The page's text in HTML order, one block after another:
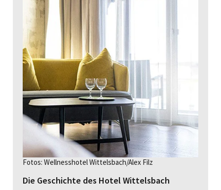
Fotos: Wellnesshotel Wittelsbach/Alex Filz
Die Geschichte des Hotel Wittelsbach